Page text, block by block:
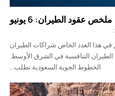
ملخص عقود الطيران: 6 يونيو
في هذا العدد الخاص شراكات الطيران
التنافسية في الشرق الأوسط.
الخطوط الجوية السعودية تطلب...